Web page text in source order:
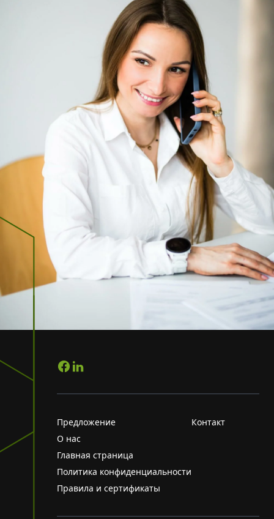
Предложение
О нас
Главная страница
Политика конфиденциальности
Правила и сертификаты
Контакт